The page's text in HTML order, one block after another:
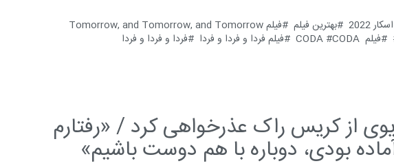
اسکار 2022 بهترین فیلم
فیلم Tomorrow, and Tomorrow, and Tomorrow
فیلم CODA CODA فیلم فردا و فردا و فردا
فردا و فردا و فردا
از کریس راک عذرخواهی کرد / «رفتارم
بودی، دوباره با هم دوست باشیم»